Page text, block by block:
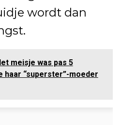
wordt dan
meisje was pas 5
haar “superster”-moeder